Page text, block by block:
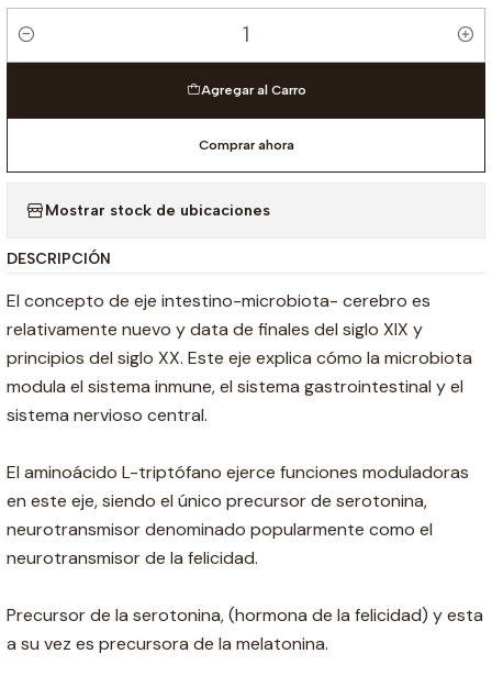
Cantidad
Agregar al Carro
Comprar ahora
Mostrar stock de ubicaciones
DESCRIPCIÓN
El concepto de eje intestino-microbiota- cerebro es
relativamente nuevo y data de finales del siglo XIX y
principios del siglo XX. Este eje explica cómo la microbiota
modula el sistema inmune, el sistema gastrointestinal y el
sistema nervioso central.
El aminoácido L-triptófano ejerce funciones moduladoras
en este eje, siendo el único precursor de serotonina,
neurotransmisor denominado popularmente como el
neurotransmisor de la felicidad.
Precursor de la serotonina, (hormona de la felicidad) y esta
a su vez es precursora de la melatonina.